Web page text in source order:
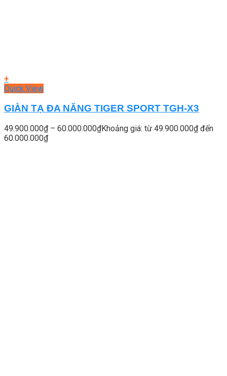
+
Quick View
GIÀN TẠ ĐA NĂNG TIGER SPORT TGH-X3
49.900.000₫ – 60.000.000₫Khoảng giá: từ 49.900.000₫ đến
60.000.000₫